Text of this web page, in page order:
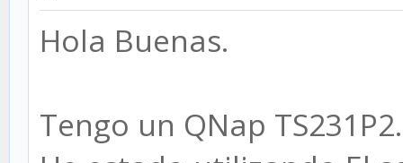
Hola Buenas.
Tengo un QNap TS231P2.